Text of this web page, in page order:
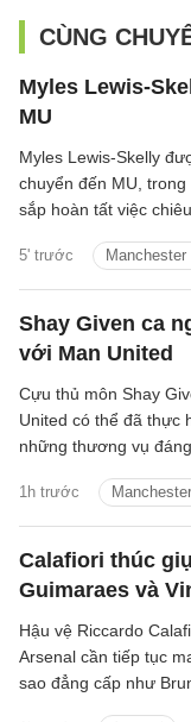
CÙNG
Myles Lewis-
MU
5' trước Manchester
Myles Lewis-Skelly
chuyển đến MU, trong
sắp hoàn tất việc
Shay Given ca
với Man United
1h trước
Cựu thủ môn Shay
United có thể đã thực
những thương vụ
Tielemans với mức phí
Calafiori thúc
Guimaraes và
Hậu vệ Riccardo
Arsenal cần tiếp tục
sao đẳng cấp như